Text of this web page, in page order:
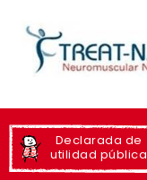
Declarada de
utilidad pública